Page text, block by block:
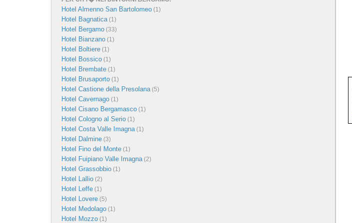
Hotel Almenno San Bartolomeo (1)
Hotel Bagnatica(1)
Hotel Bergamo (33)
Hotel Bianzano (1)
Hotel Boltiere (1)
Hotel Bossico (1)
Hotel Brembate (1)
Hotel Brusaporto (1)
Hotel Castione della Presolana(5)
Hotel Cavernago (1)
Hotel Cisano Bergamasco (1)
Hotel Cologno al Serio (1)
Hotel Costa Valle Imagna(1)
Hotel Dalmine (3)
Hotel Fino del Monte (1)
Hotel Fuipiano Valle Imagna(2)
Hotel Grassobbio (1)
Hotel Lallio (2)
Hotel Leffe (1)
Hotel Lovere (5)
Hotel Medolago (1)
Hotel Mozzo (1)